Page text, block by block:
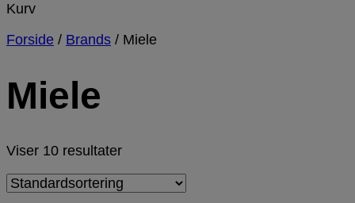
Kurv
Forside / Brands / Miele
Miele
Viser 10 resultater